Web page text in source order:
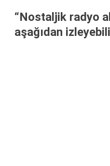
“Nostaljik radyo
aşağıdan